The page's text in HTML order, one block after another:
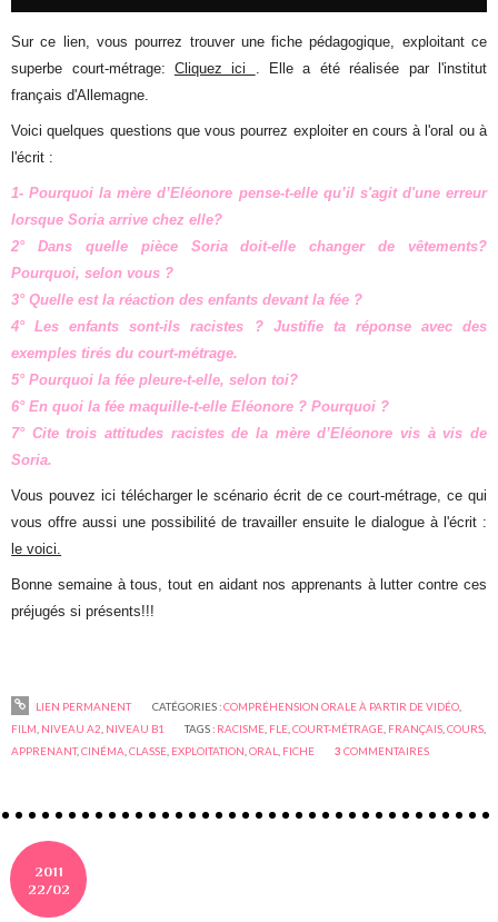
Sur ce lien, vous pourrez trouver une fiche pédagogique, exploitant ce
superbe court-métrage: Cliquez ici
. Elle a été réalisée par l'institut
français d'Allemagne.
Voici quelques questions que vous pourrez exploiter en cours à l'oral ou à
l'écrit :
1- Pourquoi la mère d’Eléonore pense-t-elle qu’il s'agit d'une erreur
lorsque Soria arrive chez elle?
2° Dans quelle pièce Soria doit-elle changer de vêtements?
Pourquoi, selon vous ?
3° Quelle est la réaction des enfants devant la fée ?
4° Les enfants sont-ils racistes ? Justifie ta réponse avec des
exemples tirés du court-métrage.
5° Pourquoi la fée pleure-t-elle, selon toi?
6° En quoi la fée maquille-t-elle Eléonore ? Pourquoi ?
7° Cite trois attitudes racistes de la mère d’Eléonore vis à vis de
Soria.
Vous pouvez ici télécharger le scénario écrit de ce court-métrage, ce qui
vous offre aussi une possibilité de travailler ensuite le dialogue à l'écrit :
le voici.
Bonne semaine à tous, tout en aidant nos apprenants à lutter contre ces
préjugés si présents!!!
LIEN PERMANENT CATÉGORIES :COMPRÉHENSION ORALE À PARTIR DE VIDÉO,
FILM NIVEAU A2 NIVEAU B1 TAGS : RACISME FLE ,COURT-MÉTRAGE FRANÇAIS ,COURS
APPRENANT,CINÉMA ,CLASSE EXPLOITATION ,ORAL FICHE 3 COMMENTAIRES
2011
22/02